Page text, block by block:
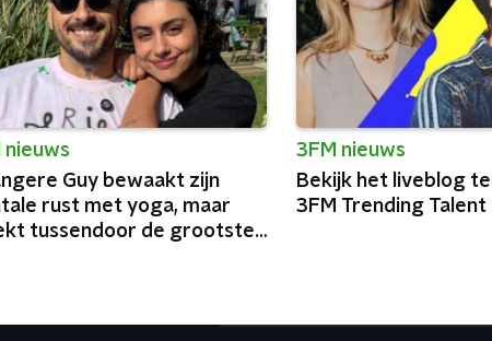
nieuws
Guy bewaakt zijn
rust met yoga, maar
tussendoor de grootste
3FM nieuws
Bekijk het liveblog
3FM Trending Talent